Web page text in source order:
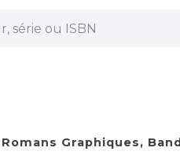
Romans Graphiques,